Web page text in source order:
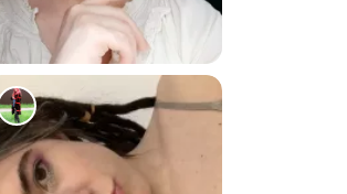
701